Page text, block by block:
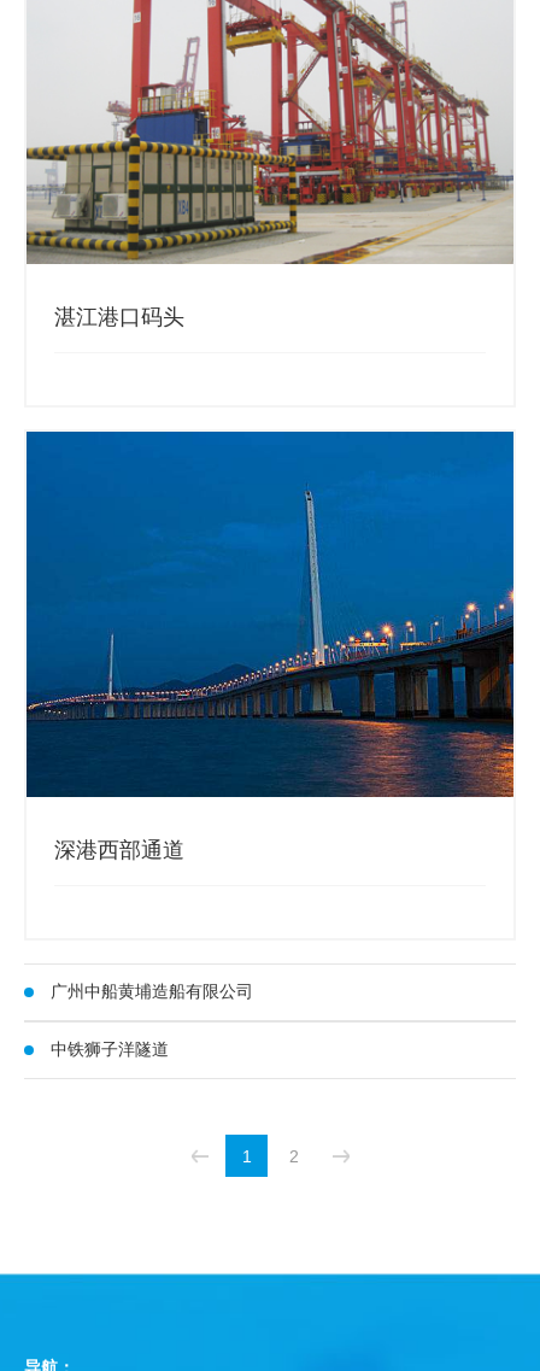
湛江港口码头
深港西部通道
广州中船黄埔造船有限公司
中铁狮子洋隧道
1 2